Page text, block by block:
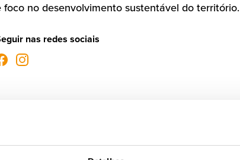
foco no desenvolvimento sustentável do território.
nas redes sociais